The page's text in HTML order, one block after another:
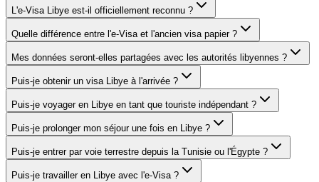
L'e-Visa Libye est-il officiellement reconnu ?
Quelle différence entre l'e-Visa et l'ancien visa papier ?
Mes données seront-elles partagées avec les autorités libyennes ?
Puis-je obtenir un visa Libye à l'arrivée ?
Puis-je voyager en Libye en tant que touriste indépendant ?
Puis-je prolonger mon séjour une fois en Libye ?
Puis-je entrer par voie terrestre depuis la Tunisie ou l'Égypte ?
Puis-je travailler en Libye avec l'e-Visa ?